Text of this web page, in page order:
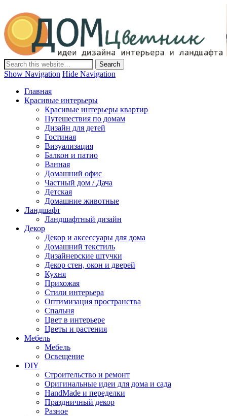
Дом-Цветник
Дизайн интерьера и ландшафта, декор и обустройство дома.
Идеи со всего мира.
Show Navigation Hide Navigation
Главная
Красивые интерьеры
Красивые интерьеры квартир
Путешествия по домам
Дизайн для детей
Гостиная
Визуализация
Балкон и патио
Ванная
Домашний офис
Частный дом / Дача
Детская
Домашние животные
Ландшафт
Ландшафтный дизайн
Декор
Декор и аксессуары для дома
Домашний текстиль
Дизайнерские штучки
Декор стен, окон и дверей
Кухня
Прихожая
Стили интерьера
Оптимизация пространства
Спальня
Цвет в интерьере
Цветы и растения
Мебель
Мебель
Освещение
DIY
Строительство и ремонт
Оригинальные идеи для дома и сада
HandMade и переделки
Праздничный декор
Разное